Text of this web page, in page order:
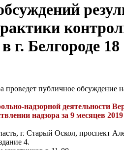
г. Белгороде 18
проведет публичное обсуждение
надзорной деятельности
надзора за 9 месяцев 2019
г. Старый Оскол, проспект
4.